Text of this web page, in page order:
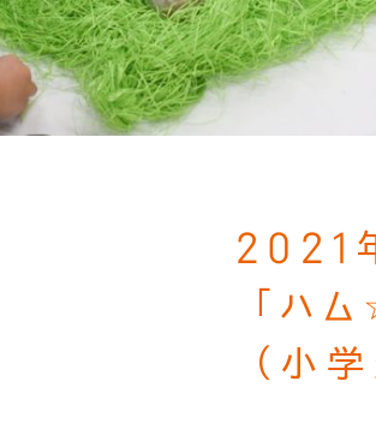
2021
「ハ
（小